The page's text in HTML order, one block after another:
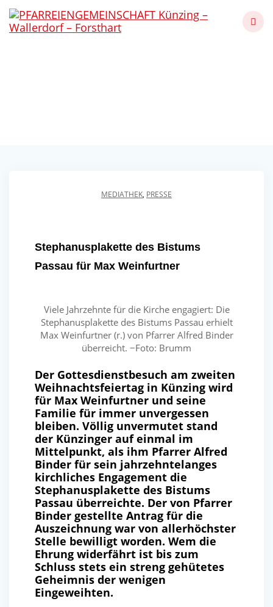
to
MEDIATHEK, PRESSE
Stephanusplakette des Bistums
Passau für Max Weinfurtner
Viele Jahrzehnte für die Kirche engagiert: Die
Stephanusplakette des Bistums Passau erhielt
Max Weinfurtner (r.) von Pfarrer Alfred Binder
überreicht. −Foto: Brumm
Der Gottesdienstbesuch am zweiten
Weihnachtsfeiertag in Künzing wird
für Max Weinfurtner und seine
Familie für immer unvergessen
bleiben. Völlig unvermutet stand
der Künzinger auf einmal im
Mittelpunkt, als ihm Pfarrer Alfred
Binder für sein jahrzehntelanges
kirchliches Engagement die
Stephanusplakette des Bistums
Passau überreichte. Der von Pfarrer
Binder gestellte Antrag für die
Auszeichnung war von allerhöchster
Stelle bewilligt worden. Wem die
Ehrung widerfährt ist bis zum
Schluss stets ein streng gehütetes
Geheimnis der wenigen
Eingeweihten.